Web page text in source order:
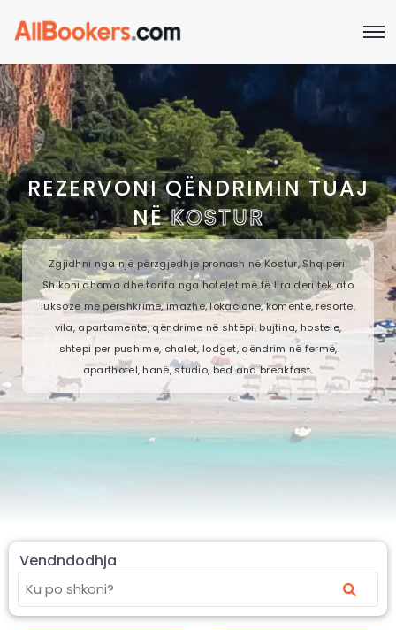
REZERVONI QËNDRIMIN TUAJ
NËKOSTUR
Zgjidhni nga një përzgjedhje pronash në Kostur, Shqipëri.
Shikoni dhoma dhe tarifa nga hotelet më të lira deri tek ato
luksoze me përshkrime, imazhe, lokacione, komente, resorte,
vila, apartamente, qëndrime në shtëpi, bujtina, hostele,
shtepi per pushime, chalet, lodget, qëndrim në fermë,
aparthotel, hanë, studio, bed and breakfast.
Vendndodhja